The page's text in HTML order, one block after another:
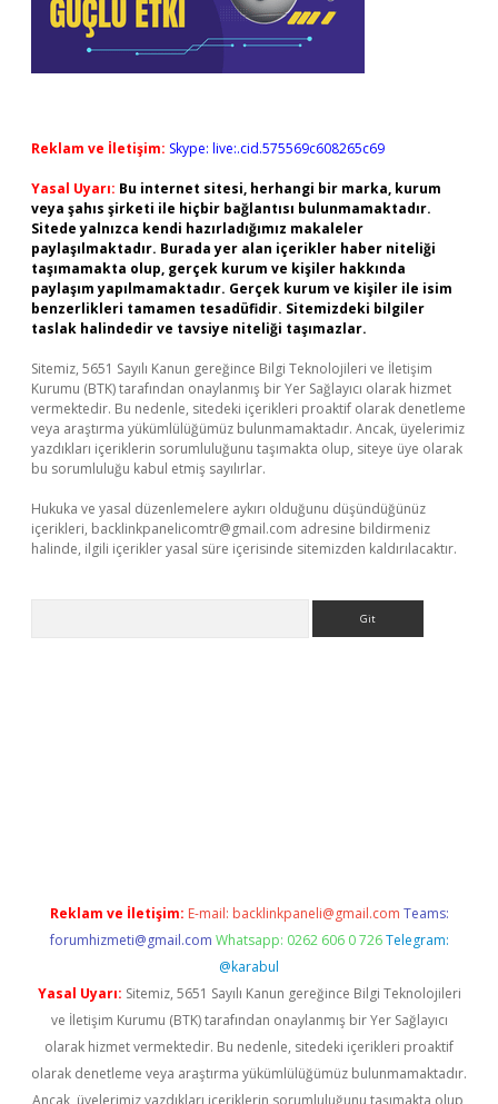
Reklam ve İletişim: Skype: live:.cid.575569c608265c69
Yasal Uyarı: Bu internet sitesi, herhangi bir marka, kurum
veya şahıs şirketi ile hiçbir bağlantısı bulunmamaktadır.
Sitede yalnızca kendi hazırladığımız makaleler
paylaşılmaktadır. Burada yer alan içerikler haber niteliği
taşımamakta olup, gerçek kurum ve kişiler hakkında
paylaşım yapılmamaktadır. Gerçek kurum ve kişiler ile isim
benzerlikleri tamamen tesadüfidir. Sitemizdeki bilgiler
taslak halindedir ve tavsiye niteliği taşımazlar.
Sitemiz, 5651 Sayılı Kanun gereğince Bilgi Teknolojileri ve İletişim
Kurumu (BTK) tarafından onaylanmış bir Yer Sağlayıcı olarak hizmet
vermektedir. Bu nedenle, sitedeki içerikleri proaktif olarak denetleme
veya araştırma yükümlülüğümüz bulunmamaktadır. Ancak, üyelerimiz
yazdıkları içeriklerin sorumluluğunu taşımakta olup, siteye üye olarak
bu sorumluluğu kabul etmiş sayılırlar.
Hukuka ve yasal düzenlemelere aykırı olduğunu düşündüğünüz
içerikleri, backlinkpanelicomtr@gmail.com adresine bildirmeniz
halinde, ilgili içerikler yasal süre içerisinde sitemizden kaldırılacaktır.
Reklam ve İletişim: E-mail: backlinkpaneli@gmail.com Teams:
forumhizmeti@gmail.com Whatsapp: 0262 606 0 726 Telegram:
@karabul
Yasal Uyarı: Sitemiz, 5651 Sayılı Kanun gereğince Bilgi Teknolojileri
ve İletişim Kurumu (BTK) tarafından onaylanmış bir Yer Sağlayıcı
olarak hizmet vermektedir. Bu nedenle, sitedeki içerikleri proaktif
olarak denetleme veya araştırma yükümlülüğümüz bulunmamaktadır.
Ancak, üyelerimiz yazdıkları içeriklerin sorumluluğunu taşımakta olup,